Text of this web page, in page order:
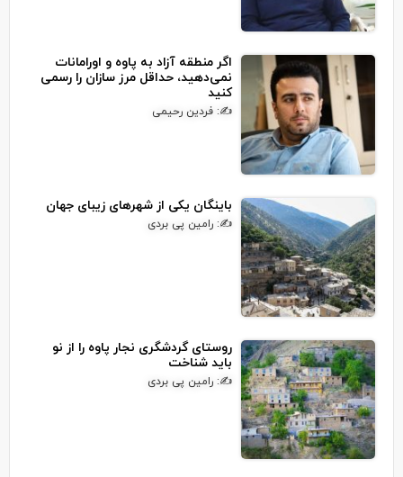
اگر منطقه آزاد به پاوه و اورامانات
نمی‌دهید، حداقل مرز سازان را رسمی
کنید
✍: فردین رحیمی
باینگان یکی از شهرهای زیبای جهان
✍: رامین پی بردی
روستای گردشگری نجار پاوه را از نو
باید شناخت
✍: رامین پی بردی